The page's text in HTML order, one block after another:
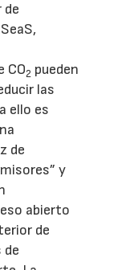
de
CO2 pueden
las
ello es
de
y
abierto
de
de